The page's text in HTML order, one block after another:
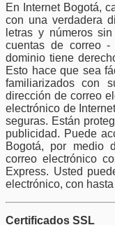
En Internet Bogotá,
con una verdadera
letras y números
cuentas de correo
dominio tiene
Esto hace que sea
familiarizados con
dirección de correo
electrónico de
seguras. Están
publicidad. Puede
Bogotá, por medio
correo electrónico
Express. Usted
electrónico, con
Certificados SSL